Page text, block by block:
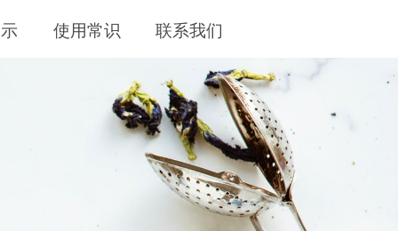
使用常识 联系我们